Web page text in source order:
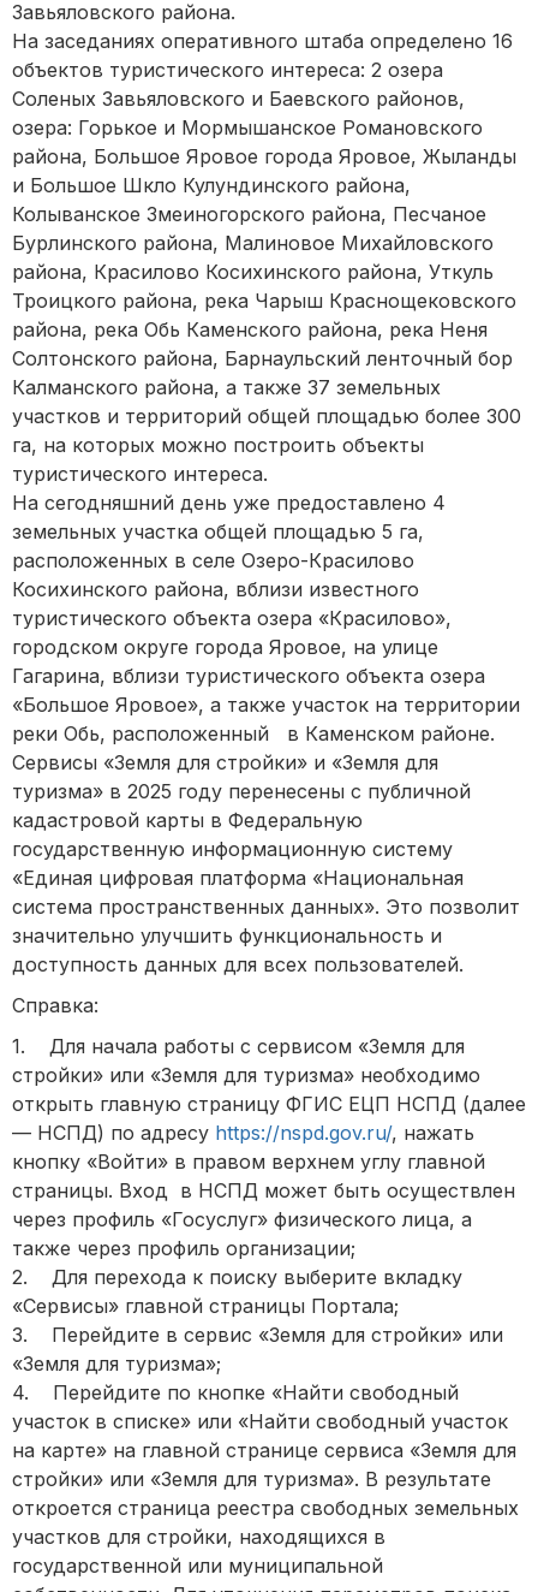
Завьяловского района.
На заседаниях оперативного штаба определено 16
объектов туристического интереса: 2 озера
Соленых Завьяловского и Баевского районов,
озера: Горькое и Мормышанское Романовского
района, Большое Яровое города Яровое, Жыланды
и Большое Шкло Кулундинского района,
Колыванское Змеиногорского района, Песчаное
Бурлинского района, Малиновое Михайловского
района, Красилово Косихинского района, Уткуль
Троицкого района, река Чарыш Краснощековского
района, река Обь Каменского района, река Неня
Солтонского района, Барнаульский ленточный бор
Калманского района, а также 37 земельных
участков и территорий общей площадью более 300
га, на которых можно построить объекты
туристического интереса.
На сегодняшний день уже предоставлено 4
земельных участка общей площадью 5 га,
расположенных в селе Озеро-Красилово
Косихинского района, вблизи известного
туристического объекта озера «Красилово»,
городском округе города Яровое, на улице
Гагарина, вблизи туристического объекта озера
«Большое Яровое», а также участок на территории
реки Обь, расположенный в Каменском районе.
Сервисы «Земля для стройки» и «Земля для
туризма» в 2025 году перенесены с публичной
кадастровой карты в Федеральную
государственную информационную систему
«Единая цифровая платформа «Национальная
система пространственных данных». Это позволит
значительно улучшить функциональность и
доступность данных для всех пользователей.
Справка:
1. Для начала работы с сервисом «Земля для
стройки» или «Земля для туризма» необходимо
открыть главную страницу ФГИС ЕЦП НСПД (далее
— НСПД) по адресу https://nspd.gov.ru/, нажать
кнопку «Войти» в правом верхнем углу главной
страницы. Вход в НСПД может быть осуществлен
через профиль «Госуслуг» физического лица, а
также через профиль организации;
2. Для перехода к поиску выберите вкладку
«Сервисы» главной страницы Портала;
3. Перейдите в сервис «Земля для стройки» или
«Земля для туризма»;
4. Перейдите по кнопке «Найти свободный
участок в списке» или «Найти свободный участок
на карте» на главной странице сервиса «Земля для
стройки» или «Земля для туризма». В результате
откроется страница реестра свободных земельных
участков для стройки, находящихся в
государственной или муниципальной